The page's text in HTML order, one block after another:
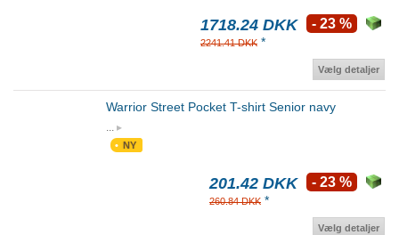
1718.24 DKK
2241.41 DKK *
- 23 %
Vælg detaljer
Warrior Street Pocket T-shirt Senior navy
...
NY
201.42 DKK
260.84 DKK *
- 23 %
Vælg detaljer